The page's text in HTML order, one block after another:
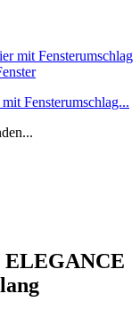
Fensterumschlag...
ELEGANCE